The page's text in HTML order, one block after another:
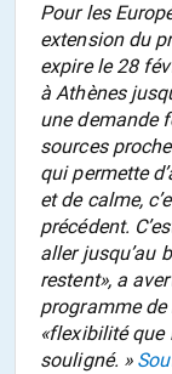
Pour les
extension du
expire le 28
à Athènes
une demande
sources
qui permette
et de calme,
précédent.
aller jusqu’au
restent», a
programme
«flexibilité que
souligné. »